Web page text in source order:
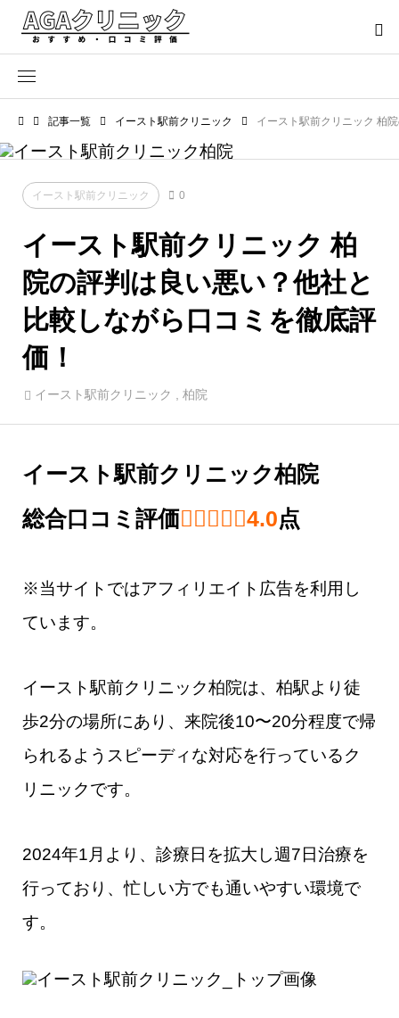
記事一覧 イースト駅前クリニック イースト駅前クリニック 柏
イースト駅前クリニック 0
イースト駅前クリニック 柏
院の評判は良い悪い？他社と
比較しながら口コミを徹底評
価！
イースト駅前クリニック , 柏院
イースト駅前クリニック柏院
総合口コミ評価
4.0 out of 5.0
4.0点
※当サイトではアフィリエイト広告を利用し
ています。
イースト駅前クリニック柏院は、柏駅より徒
歩2分の場所にあり、来院後10〜20分程度で帰
られるようスピーディな対応を行っているク
リニックです。
2024年1月より、診療日を拡大し週7日治療を
行っており、忙しい方でも通いやすい環境で
す。